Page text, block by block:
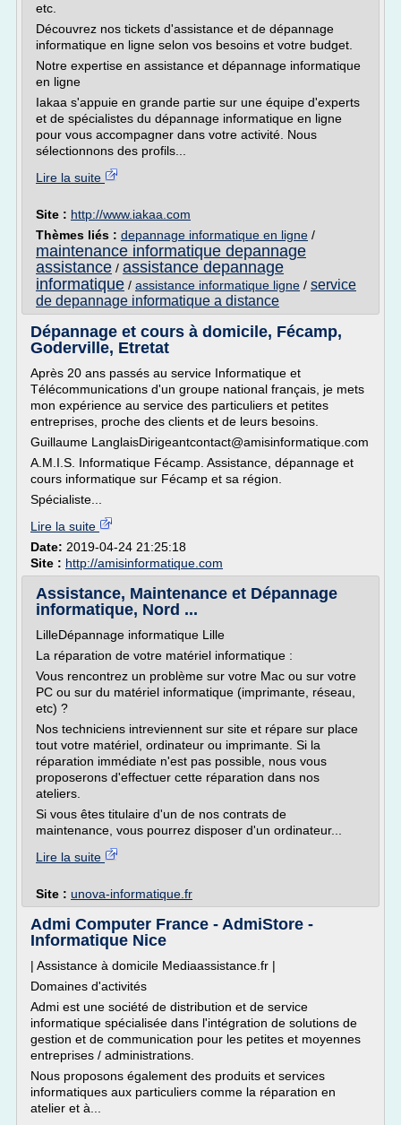
etc.
Découvrez nos tickets d'assistance et de dépannage
informatique en ligne selon vos besoins et votre budget.
Notre expertise en assistance et dépannage informatique
en ligne
Iakaa s'appuie en grande partie sur une équipe d'experts
et de spécialistes du dépannage informatique en ligne
pour vous accompagner dans votre activité. Nous
sélectionnons des profils...
Lire la suite
Site : http://www.iakaa.com
Thèmes liés : depannage informatique en ligne /
maintenance informatique depannage
assistance / assistance depannage
informatique / assistance informatique ligne / service
de depannage informatique a distance
Dépannage et cours à domicile, Fécamp,
Goderville, Etretat
Après 20 ans passés au service Informatique et
Télécommunications d'un groupe national français, je mets
mon expérience au service des particuliers et petites
entreprises, proche des clients et de leurs besoins.
Guillaume LanglaisDirigeantcontact@amisinformatique.com
A.M.I.S. Informatique Fécamp. Assistance, dépannage et
cours informatique sur Fécamp et sa région.
Spécialiste...
Lire la suite
Date: 2019-04-24 21:25:18
Site : http://amisinformatique.com
Assistance, Maintenance et Dépannage
informatique, Nord ...
LilleDépannage informatique Lille
La réparation de votre matériel informatique :
Vous rencontrez un problème sur votre Mac ou sur votre
PC ou sur du matériel informatique (imprimante, réseau,
etc) ?
Nos techniciens intreviennent sur site et répare sur place
tout votre matériel, ordinateur ou imprimante. Si la
réparation immédiate n'est pas possible, nous vous
proposerons d'effectuer cette réparation dans nos
ateliers.
Si vous êtes titulaire d'un de nos contrats de
maintenance, vous pourrez disposer d'un ordinateur...
Lire la suite
Site : unova-informatique.fr
Admi Computer France - AdmiStore -
Informatique Nice
| Assistance à domicile Mediaassistance.fr |
Domaines d'activités
Admi est une société de distribution et de service
informatique spécialisée dans l'intégration de solutions de
gestion et de communication pour les petites et moyennes
entreprises / administrations.
Nous proposons également des produits et services
informatiques aux particuliers comme la réparation en
atelier et à...